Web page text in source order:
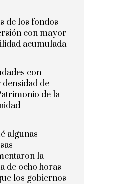
de los fondos
con mayor
acumulada
con
de
de la
algunas
la
de ocho horas
los gobiernos